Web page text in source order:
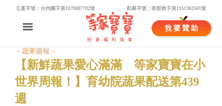
立案字號：台內團字第1070087702號 勸募字號：衛部救字第1151362501號
－蔬果週報－
【新鮮蔬果愛心滿滿 等家寶寶在小
世界周報！】育幼院蔬果配送第439
週